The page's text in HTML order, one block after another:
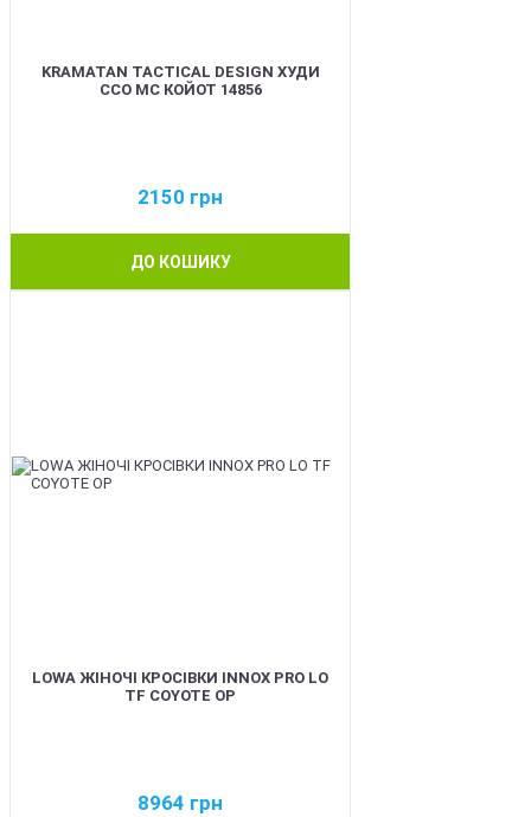
KRAMATAN TACTICAL DESIGN ХУДИ
ССО МС КОЙОТ 14856
2150 грн
ДО КОШИКУ
LOWA ЖІНОЧІ КРОСІВКИ INNOX PRO LO
TF COYOTE OP
8964 грн